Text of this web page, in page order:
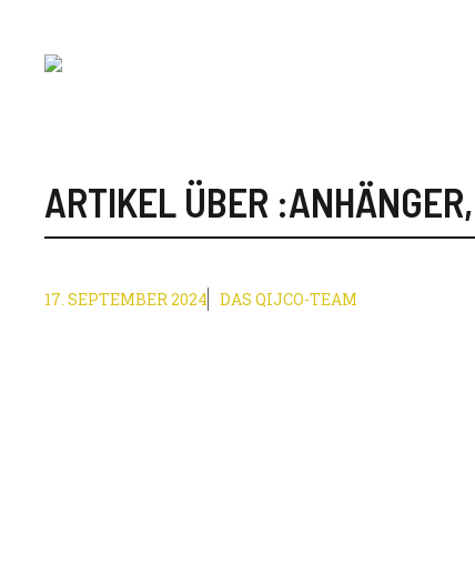
springen
ARTIKEL ÜBER :ANHÄNGER,
17. SEPTEMBER 2024 DAS QIJCO-TEAM